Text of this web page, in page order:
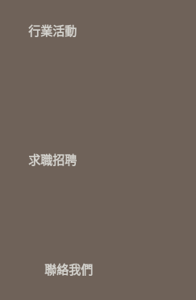
行業活動
求職招聘
聯絡我們